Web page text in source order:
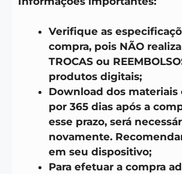
Verifique as
compra, pois NÃO
TROCAS ou
produtos digitais;
Download dos materiais
por 365 dias após a
esse prazo, será
novamente.
em seu dispositivo;
Para efetuar a compra